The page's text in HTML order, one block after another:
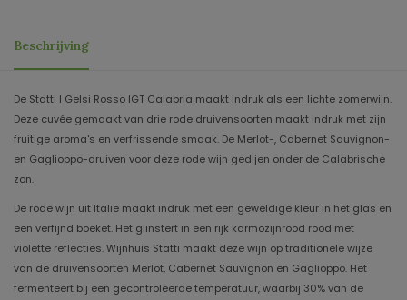
Beschrijving
De Statti I Gelsi Rosso IGT Calabria maakt indruk als een lichte zomerwijn.
Deze cuvée gemaakt van drie rode druivensoorten maakt indruk met zijn
fruitige aroma's en verfrissende smaak. De Merlot-, Cabernet Sauvignon-
en Gaglioppo-druiven voor deze rode wijn gedijen onder de Calabrische
zon.
De rode wijn uit Italië maakt indruk met een geweldige kleur in het glas en
een verfijnd boeket. Het glinstert in een rijk karmozijnrood rood met
violette reflecties. Wijnhuis Statti maakt deze wijn op traditionele wijze
van de druivensoorten Merlot, Cabernet Sauvignon en Gaglioppo. Het
fermenteert bij een gecontroleerde temperatuur, waarbij 30% van de